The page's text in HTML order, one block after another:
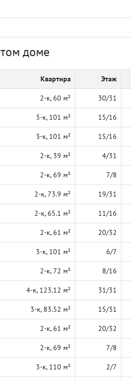
доме
Квартира Этаж
2-к, 60 м² 30/31
3-к, 101 м² 15/16
3-к, 101 м² 15/16
2-к, 39 м² 4/31
2-к, 69 м² 7/8
2-к, 73.9 м² 19/31
2-к, 65.1 м² 11/16
2-к, 61 м² 20/32
3-к, 101 м² 6/7
2-к, 72 м² 8/16
4-к, 123.12 м² 31/31
3-к, 83.52 м² 15/31
2-к, 61 м² 20/32
2-к, 69 м² 7/8
3-к, 110 м² 2/7